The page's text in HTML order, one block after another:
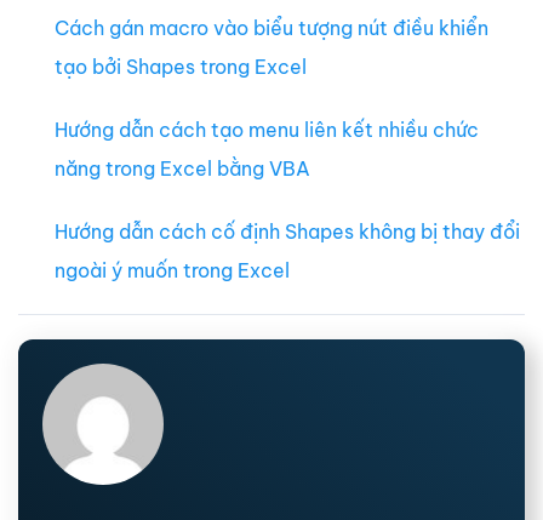
Cách gán macro vào biểu tượng nút điều khiển
tạo bởi Shapes trong Excel
Hướng dẫn cách tạo menu liên kết nhiều chức
năng trong Excel bằng VBA
Hướng dẫn cách cố định Shapes không bị thay đổi
ngoài ý muốn trong Excel